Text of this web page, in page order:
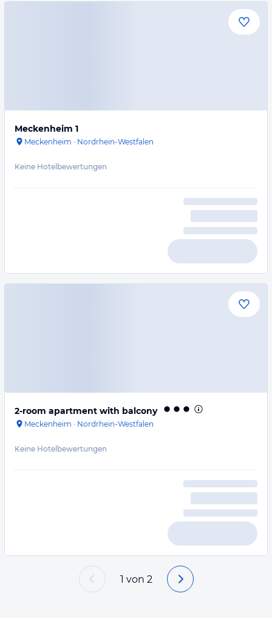
Meckenheim 1
Meckenheim · Nordrhein-Westfalen
Keine Hotelbewertungen
2-room apartment with balcony
Meckenheim · Nordrhein-Westfalen
Keine Hotelbewertungen
1 von 2